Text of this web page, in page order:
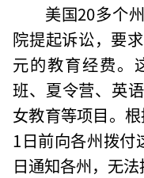
美国20多个
院提起诉讼，要
元的教育经费。
班、夏令营、英
女教育等项目。
1日前向各州拨付
日通知各州，无法